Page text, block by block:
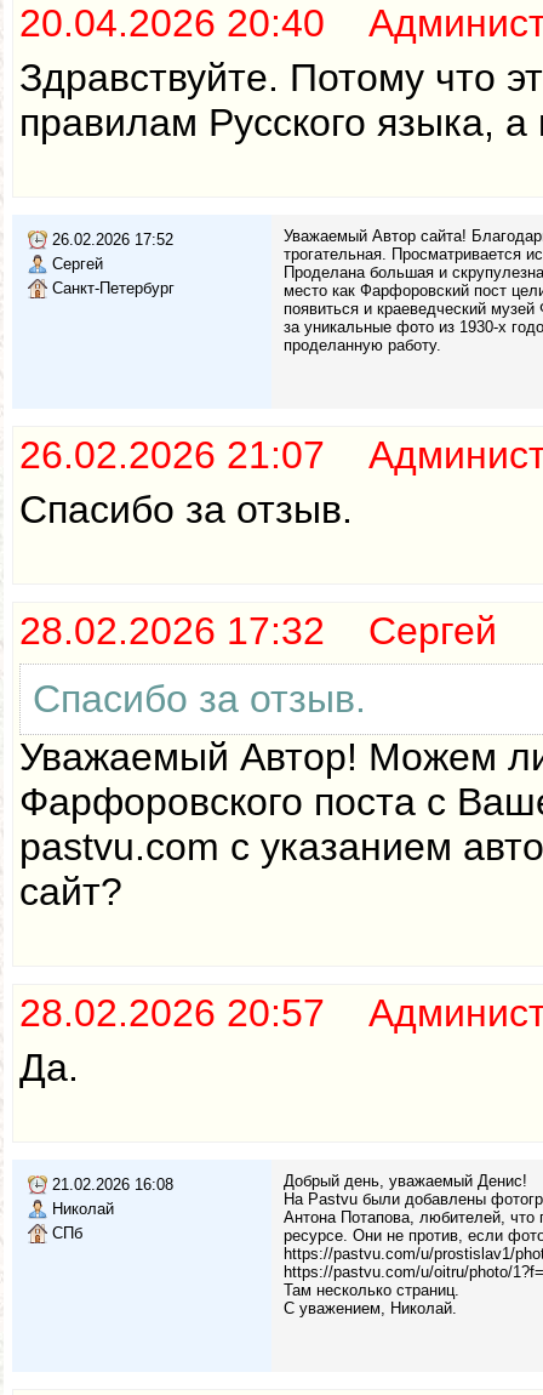
20.04.2026 20:40
Здравствуйте. Потому что
правилам Русского языка,
26.02.2026 17:52
Сергей
Санкт-Петербург
Уважаемый Автор сайта!
трогательная. Просматривается
Проделана большая и
место как Фарфоровский пост
появиться и краеведческий
за уникальные фото из 1930-х
проделанную работу.
26.02.2026 21:07
Спасибо за отзыв.
28.02.2026 17:32 Сергей
Спасибо за отзыв.
Уважаемый Автор! Можем
Фарфоровского поста с
pastvu.com с указанием
сайт?
28.02.2026 20:57
Да.
21.02.2026 16:08
Николай
СПб
Добрый день, уважаемый Денис!
На Pastvu были добавлены
Антона Потапова, любителей,
ресурсе. Они не против, если
https://pastvu.com/u/prostislav1/
https://pastvu.com/u/oitru/photo/
Там несколько страниц.
С уважением, Николай.